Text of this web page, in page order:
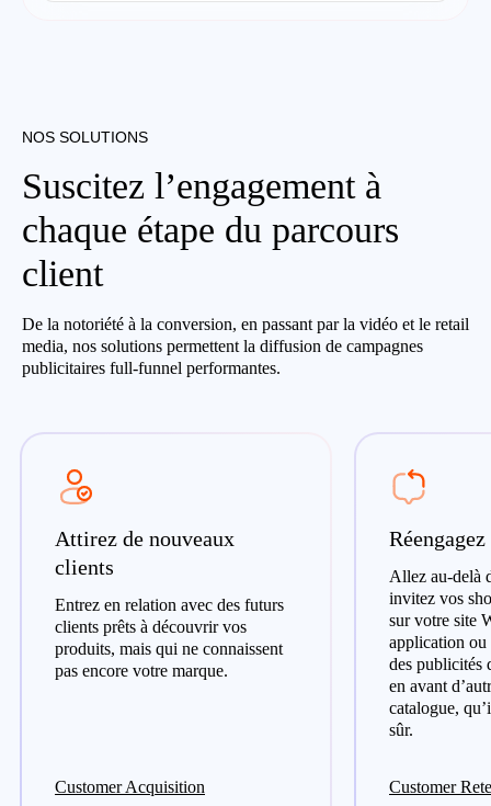
NOS SOLUTIONS
Suscitez l’engagement à
chaque étape du parcours
client
De la notoriété à la conversion, en passant par la vidéo et le retail
media, nos solutions permettent la diffusion de campagnes
publicitaires full-funnel performantes.
Attirez de nouveaux
clients
Entrez en relation avec des futurs
clients prêts à découvrir vos
produits, mais qui ne connaissent
pas encore votre marque.
Customer Acquisition
Allez au-delà
invitez vos
sur votre site
application ou
des publicités
en avant
catalogue,
sûr.
Customer